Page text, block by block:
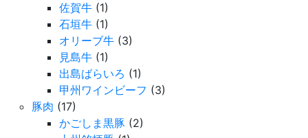
佐賀牛 (1)
石垣牛 (1)
オリーブ牛 (3)
見島牛 (1)
出島ばらいろ (1)
甲州ワインビーフ (3)
豚肉 (17)
かごしま黒豚 (2)